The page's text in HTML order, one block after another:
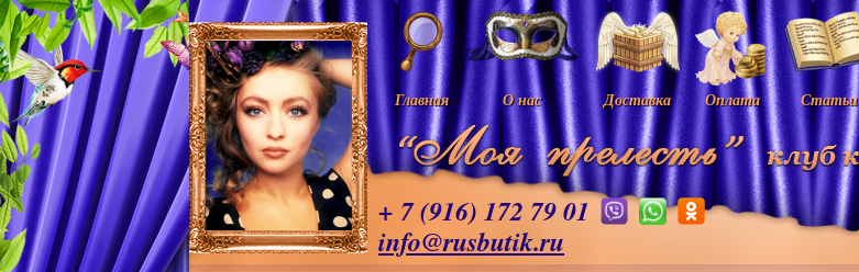
Главная О нас Доставка Оплата Статьи
+ 7 (916) 172 79 01
info@rusbutik.ru